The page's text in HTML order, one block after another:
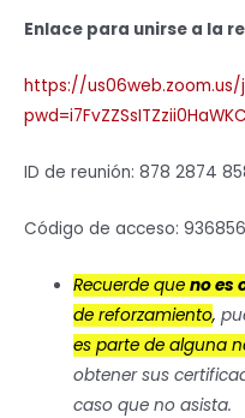
Enlace para unirse a la
https://
ID de reunión: 878 2874
Código de acceso: 936856
Recuerde queno es
de reforzamiento,
es parte de alguna
obtener sus
caso que no asista.